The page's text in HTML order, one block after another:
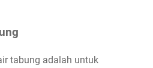
tabung adalah untuk